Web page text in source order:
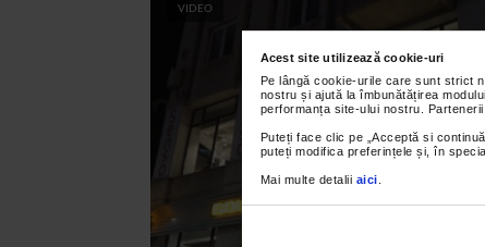
Acest site utilizează cookie-uri
Pe lângă cookie-urile care sunt strict
nostru și ajută la îmbunătățirea
performanța site-ului nostru.
Puteți face clic pe „Acceptă si
puteți modifica preferințele și, în
Mai multe detalii aici
VIDEO